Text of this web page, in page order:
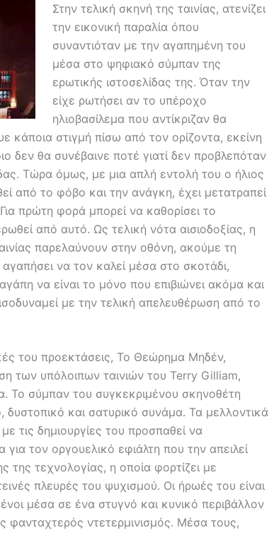
Στην τελική σκηνή της ταινίας, ατενίζει
την εικονική παραλία όπου
συναντιόταν με την αγαπημένη του
μέσα στο ψηφιακό σύμπαν της
ερωτικής ιστοσελίδας της. Όταν την
είχε ρωτήσει αν το υπέροχο
ηλιοβασίλεμα που αντίκριζαν θα
κάποια στιγμή πίσω από τον ορίζοντα, εκείνη
δεν θα συνέβαινε ποτέ γιατί δεν προβλεπόταν
Τώρα όμως, με μια απλή εντολή του ο ήλιος
από το φόβο και την ανάγκη, έχει μετατραπεί
πρώτη φορά μπορεί να καθορίσει το
από αυτό. Ως τελική νότα αισιοδοξίας, η
παρελαύνουν στην οθόνη, ακούμε τη
να τον καλεί μέσα στο σκοτάδι,
να είναι το μόνο που επιβιώνει ακόμα και
με την τελική απελευθέρωση από το
του προεκτάσεις, Το Θεώρημα Μηδέν,
των υπόλοιπων ταινιών του Terry Gilliam,
Το σύμπαν του συγκεκριμένου σκηνοθέτη
δυστοπικό και σατυρικό συνάμα. Τα μελλοντικά
τις δημιουργίες του προσπαθεί να
τον οργουελικό εφιάλτη που την απειλεί
της τεχνολογίας, η οποία φορτίζει με
πλευρές του ψυχισμού. Οι ήρωές του είναι
μέσα σε ένα στυγνό και κυνικό περιβάλλον
φανταχτερός ντετερμινισμός. Μέσα τους,